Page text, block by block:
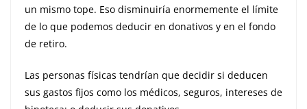
un mismo tope. Eso disminuiría enormemente el límite
de lo que podemos deducir en donativos y en el fondo
de retiro.
Las personas físicas tendrían que decidir si deducen
sus gastos fijos como los médicos, seguros, intereses de